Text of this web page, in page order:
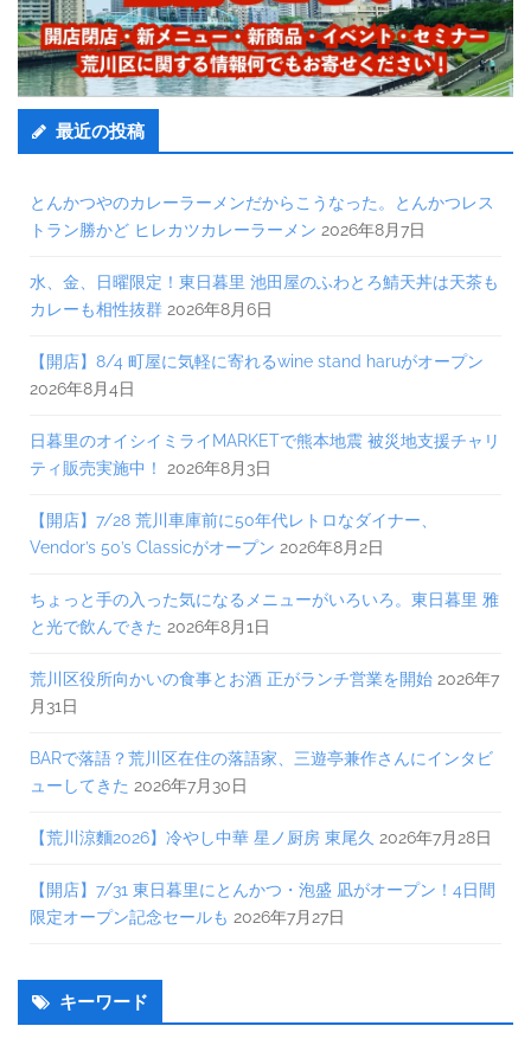
最近の投稿
とんかつやのカレーラーメンだからこうなった。とんかつレス
トラン勝かど ヒレカツカレーラーメン 2026年8月7日
水、金、日曜限定！東日暮里 池田屋のふわとろ鯖天丼は天茶も
カレーも相性抜群 2026年8月6日
【開店】8/4 町屋に気軽に寄れるwine stand haruがオープン
2026年8月4日
日暮里のオイシイミライMARKETで熊本地震 被災地支援チャリ
ティ販売実施中！
2026年8月3日
【開店】7/28 荒川車庫前に50年代レトロなダイナー、
Vendor’s 50’s Classicがオープン 2026年8月2日
ちょっと手の入った気になるメニューがいろいろ。東日暮里 雅
と光で飲んできた 2026年8月1日
荒川区役所向かいの食事とお酒 正がランチ営業を開始 2026年7
月31日
BARで落語？荒川区在住の落語家、三遊亭兼作さんにインタビ
ューしてきた 2026年7月30日
【荒川涼麵2026】冷やし中華 星ノ厨房 東尾久 2026年7月28日
【開店】7/31 東日暮里にとんかつ・泡盛 凪がオープン！4日間
限定オープン記念セールも 2026年7月27日
キーワード